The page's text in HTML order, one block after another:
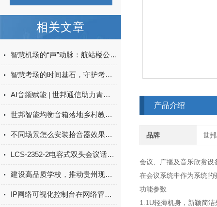
相关文章
智慧机场的“声”动脉：航站楼公共广播系统解决方案
智慧考场的时间基石，守护考试公平的隐形中枢
AI音频赋能 | 世邦通信助力青岛智能化建筑建设，守护城市美好生活
世邦智能均衡音箱落地乡村教育，赋能云南数字校园建设
不同场景怎么安装拾音器效果好？
LCS-2352-2电容式双头会议话筒：会场清晰拾音音频配套设备
建设高品质学校，推动贵州现代教育高质量发展
IP网络可视化控制台在网络管理中的重要性
产品介绍
品牌 世
会议、广播及音乐欣赏设
在会议系统中作为系统
功能参数
1.1U轻薄机身，新颖简